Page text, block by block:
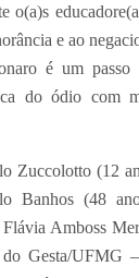
o(a)s
e ao
é um passo
do ódio com
Zuccolotto (12
Banhos (48
Amboss
do Gesta/UFMG